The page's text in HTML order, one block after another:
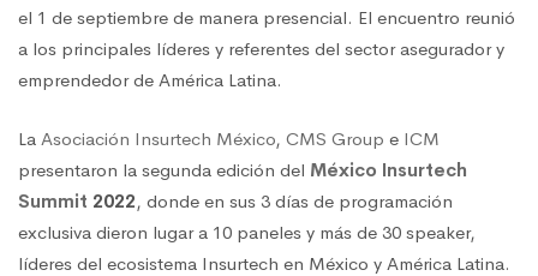
el 1 de septiembre de manera presencial. El encuentro reunió
a los principales líderes y referentes del sector asegurador y
emprendedor de América Latina.
La Asociación Insurtech México, CMS Group e ICM
presentaron la segunda edición del México Insurtech
Summit 2022, donde en sus 3 días de programación
exclusiva dieron lugar a 10 paneles y más de 30 speaker,
líderes del ecosistema Insurtech en México y América Latina.